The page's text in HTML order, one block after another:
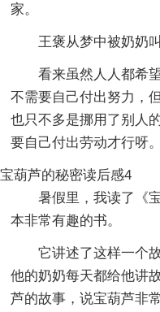
家。
王褒从梦中被奶奶
看来虽然人人都希
不需要自己付出努力，
也只不多是挪用了别人
要自己付出劳动才行呀。
宝葫芦的秘密读后感4
暑假里，我读了《
本非常有趣的书。
它讲述了这样一个
他的奶奶每天都给他讲
芦的故事，说宝葫芦非